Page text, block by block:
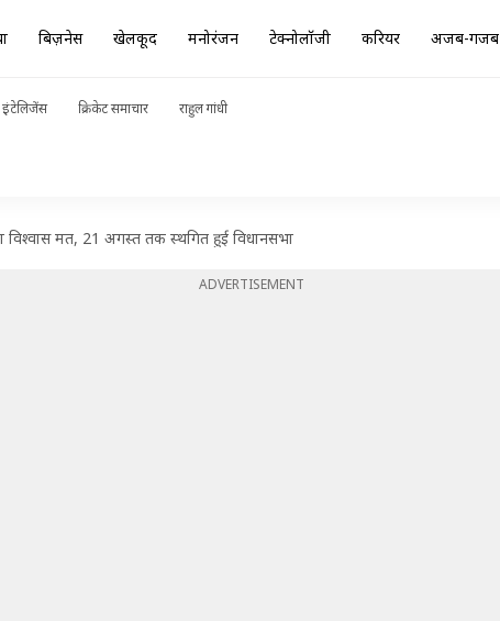
बिज़नेस खेलकूद मनोरंजन टेक्नोलॉजी करियर अजब-गजब
इंटेलिजेंस क्रिकेट समाचार राहुल गांधी
विश्वास मत, 21 अगस्त तक स्थगित हुई विधानसभा
ADVERTISEMENT